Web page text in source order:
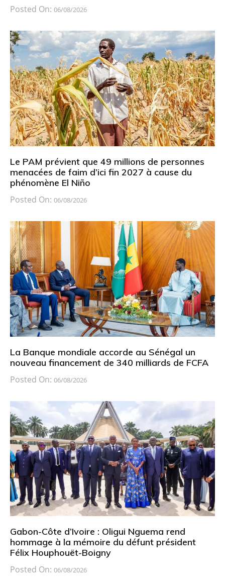
Posted On: 06/08/2026
Le PAM prévient que 49 millions de personnes
menacées de faim d’ici fin 2027 à cause du
phénomène El Niño
Posted On: 06/08/2026
La Banque mondiale accorde au Sénégal un
nouveau financement de 340 milliards de FCFA
Posted On: 06/08/2026
Gabon-Côte d’Ivoire : Oligui Nguema rend
hommage à la mémoire du défunt président
Félix Houphouët-Boigny
Posted On: 06/08/2026